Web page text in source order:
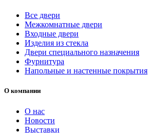
Все двери
Межкомнатные двери
Входные двери
Изделия из стекла
Двери специального назначения
Фурнитура
Напольные и настенные покрытия
О компании
О нас
Новости
Выставки